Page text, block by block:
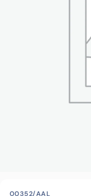
00352/AAL